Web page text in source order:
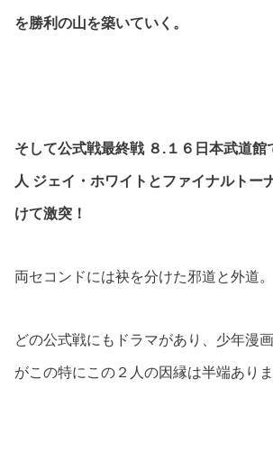
を勝利の山を築いていく。
そして公式戦最終戦 ８.１６日本武道館
人 ジェイ・ホワイトとファイナルトー
けて激突！
両セコンドには袂を分けた邪道と外道。
どの公式戦にもドラマがあり、少年漫
がこの特にこの２人の因縁は半端ありま